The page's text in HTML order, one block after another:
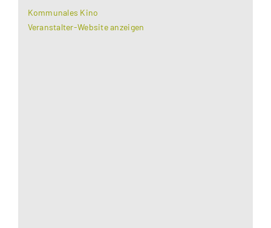
Kommunales Kino
Veranstalter-Website anzeigen